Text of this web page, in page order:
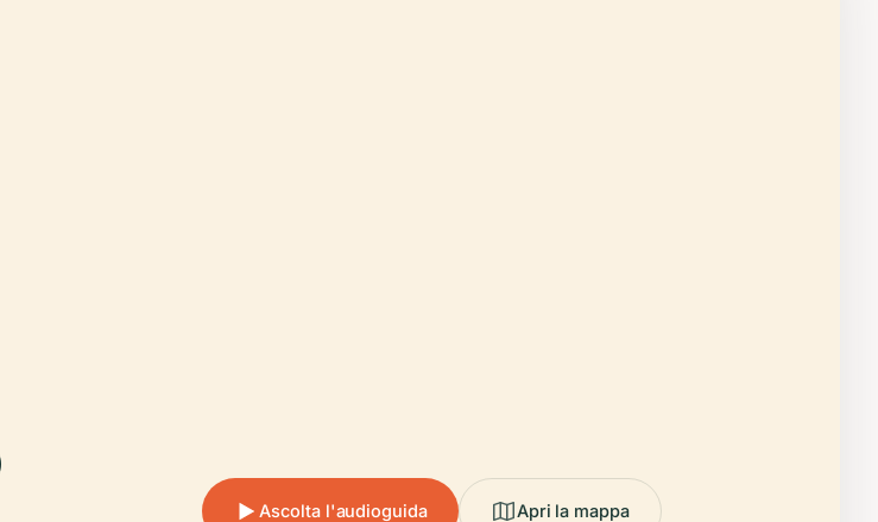
Ascolta l'audioguida Apri la mappa